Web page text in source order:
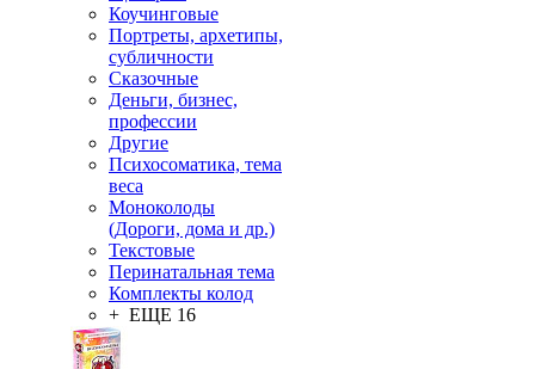
Коучинговые
Портреты, архетипы,
субличности
Сказочные
Деньги, бизнес,
профессии
Другие
Психосоматика, тема
веса
Моноколоды
(Дороги, дома и др.)
Текстовые
Перинатальная тема
Комплекты колод
+ ЕЩЕ 16